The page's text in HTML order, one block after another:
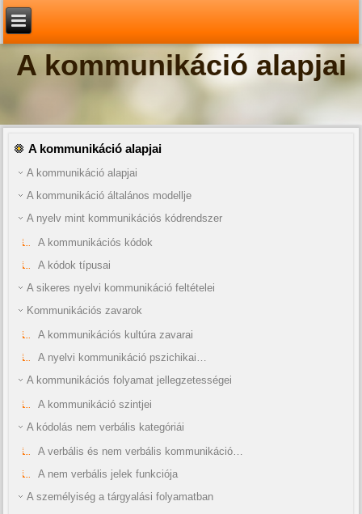
A kommunikáció alapjai
A kommunikáció alapjai
A kommunikáció alapjai
A kommunikáció általános modellje
A nyelv mint kommunikációs kódrendszer
A kommunikációs kódok
A kódok típusai
A sikeres nyelvi kommunikáció feltételei
Kommunikációs zavarok
A kommunikációs kultúra zavarai
A nyelvi kommunikáció pszichikai…
A kommunikációs folyamat jellegzetességei
A kommunikáció szintjei
A kódolás nem verbális kategóriái
A verbális és nem verbális kommunikáció…
A nem verbális jelek funkciója
A személyiség a tárgyalási folyamatban